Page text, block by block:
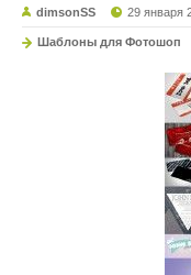
dimsonSS 29 января
Шаблоны для Фотошоп